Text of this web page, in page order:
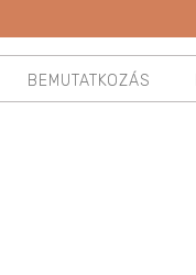
BEMUTATKOZÁS